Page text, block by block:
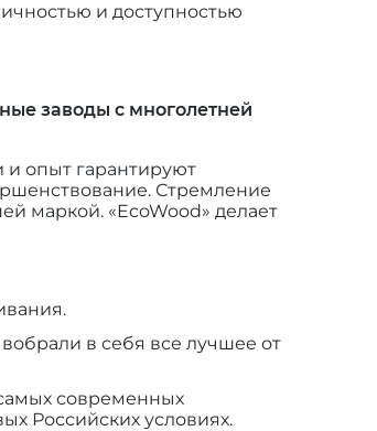
и доступностью
заводы с многолетней
и опыт гарантируют
Стремление
маркой. «EcoWood» делает
в себя все лучшее от
современных
Российских условиях.